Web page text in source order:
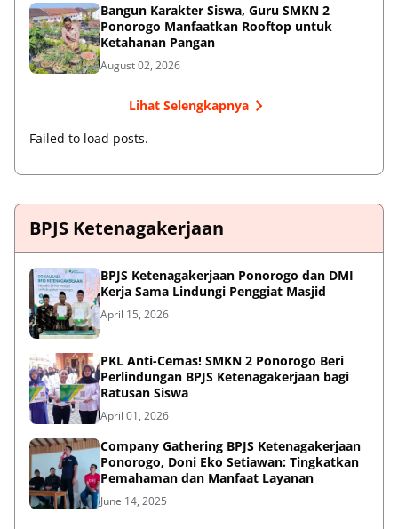
Bangun Karakter Siswa, Guru SMKN 2
Ponorogo Manfaatkan Rooftop untuk
Ketahanan Pangan
August 02, 2026
Lihat Selengkapnya
Failed to load posts.
BPJS Ketenagakerjaan
BPJS Ketenagakerjaan Ponorogo dan DMI
Kerja Sama Lindungi Penggiat Masjid
April 15, 2026
PKL Anti-Cemas! SMKN 2 Ponorogo Beri
Perlindungan BPJS Ketenagakerjaan bagi
Ratusan Siswa
April 01, 2026
Company Gathering BPJS Ketenagakerjaan
Ponorogo, Doni Eko Setiawan: Tingkatkan
Pemahaman dan Manfaat Layanan
June 14, 2025